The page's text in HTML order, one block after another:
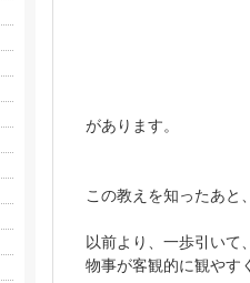
があります。
この教えを知ったあと、
以前より、一歩引いて、
物事が客観的に観やす